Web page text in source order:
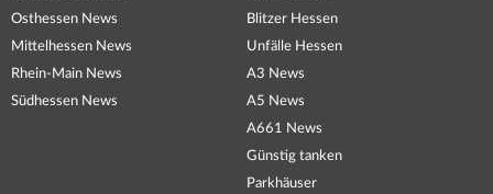
Osthessen News
Mittelhessen News
Rhein-Main News
Südhessen News
Blitzer Hessen
Unfälle Hessen
A3 News
A5 News
A661 News
Günstig tanken
Parkhäuser